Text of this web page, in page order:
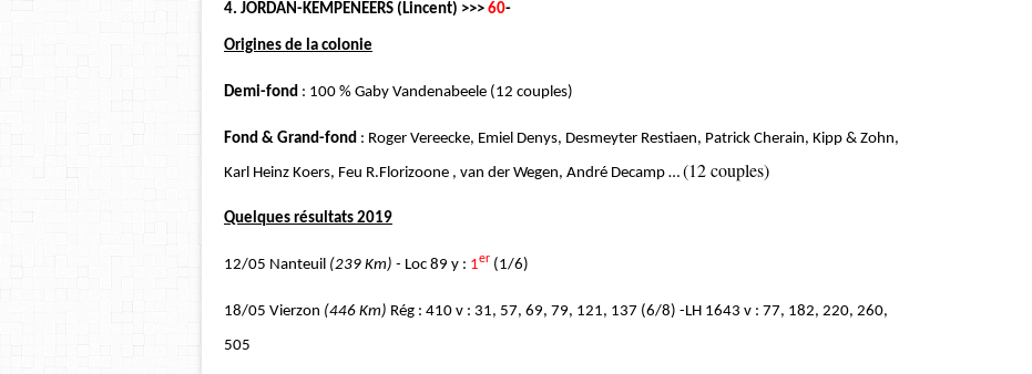
4. JORDAN-KEMPENEERS (Lincent) >>> 60-
Origines de la colonie
Demi-fond : 100 % Gaby Vandenabeele (12 couples)
Fond & Grand-fond : Roger Vereecke, Emiel Denys, Desmeyter Restiaen, Patrick Cherain, Kipp & Zohn,
Karl Heinz Koers, Feu R.Florizoone , van der Wegen, André Decamp … (12 couples)
Quelques résultats 2019
12/05 Nanteuil (239 Km) - Loc 89 y : 1er (1/6)
18/05 Vierzon (446 Km) Rég : 410 v : 31, 57, 69, 79, 121, 137 (6/8) -LH 1643 v : 77, 182, 220, 260,
505